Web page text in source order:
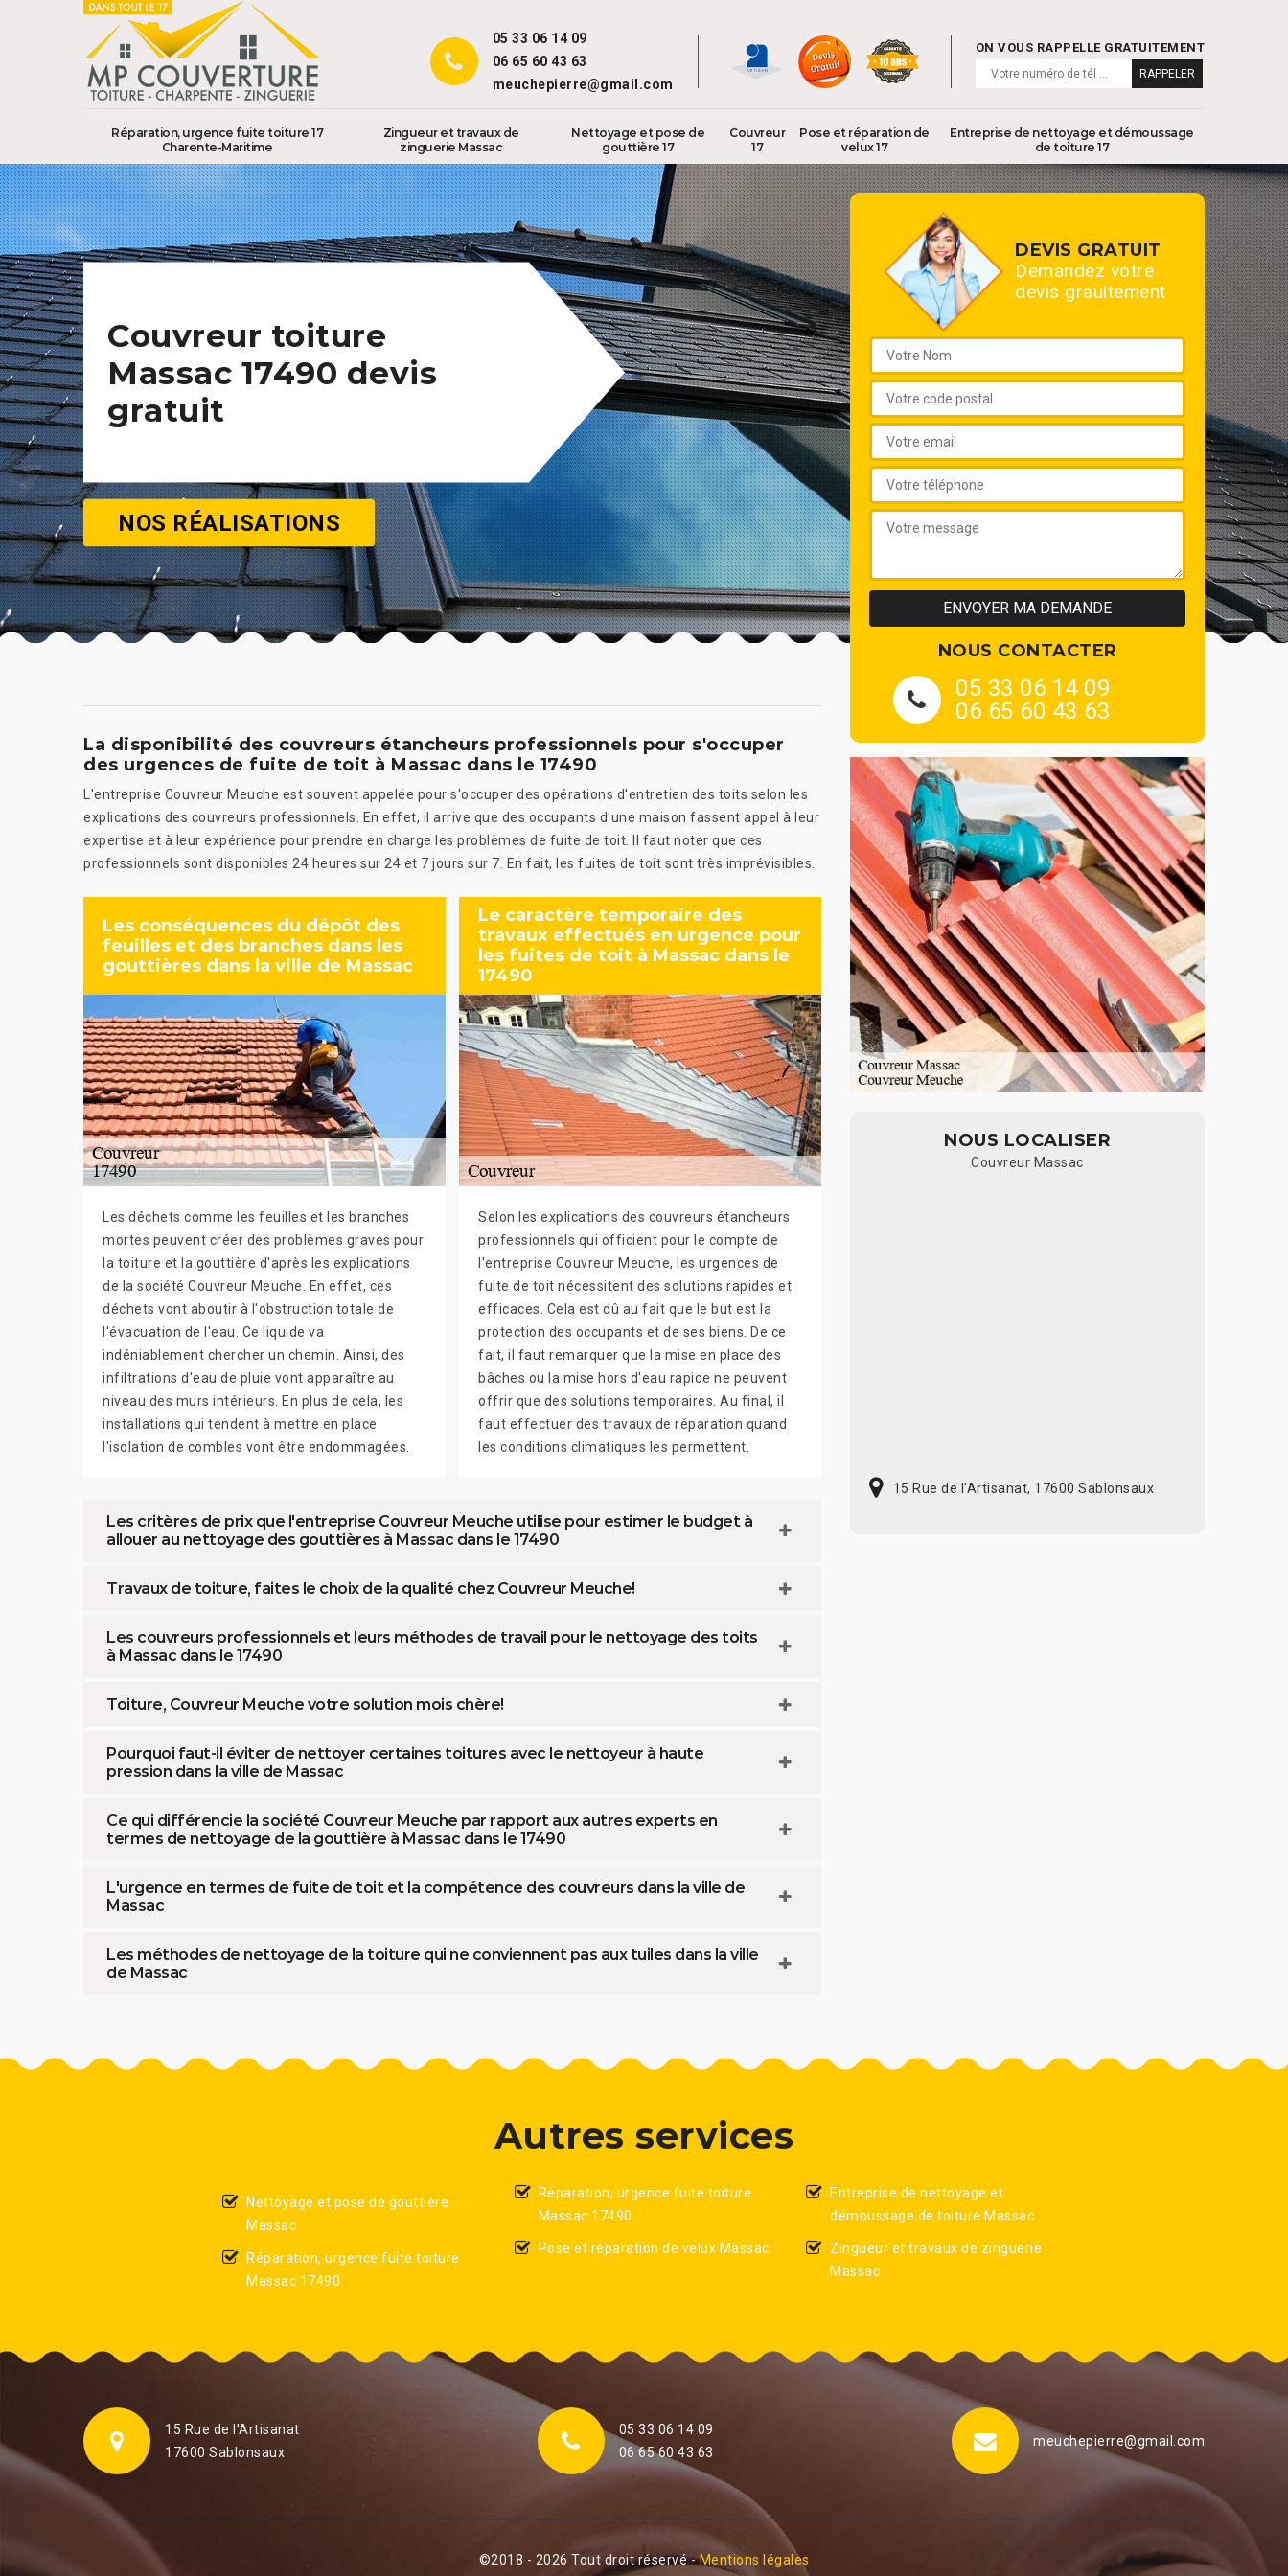
05 33 06 14 09
06 65 60 43 63
meuchepierre@gmail.com
ON VOUS RAPPELLE GRATUITEMENT
Réparation, urgence fuite toiture 17
Charente-Maritime
Zingueur et travaux de
zinguerie Massac
Nettoyage et pose de
gouttière 17
Couvreur
17
Pose et réparation de
velux 17
Entreprise de nettoyage et démoussage
de toiture 17
Couvreur toiture
Massac 17490 devis
gratuit
NOS RÉALISATIONS
La disponibilité des couvreurs étancheurs professionnels pour s'occuper
des urgences de fuite de toit à Massac dans le 17490
L'entreprise Couvreur Meuche est souvent appelée pour s'occuper des opérations d'entretien des toits selon les
explications des couvreurs professionnels. En effet, il arrive que des occupants d'une maison fassent appel à leur
expertise et à leur expérience pour prendre en charge les problèmes de fuite de toit. Il faut noter que ces
professionnels sont disponibles 24 heures sur 24 et 7 jours sur 7. En fait, les fuites de toit sont très imprévisibles.
Les conséquences du dépôt des
feuilles et des branches dans les
gouttières dans la ville de Massac
Les déchets comme les feuilles et les branches
mortes peuvent créer des problèmes graves pour
la toiture et la gouttière d'après les explications
de la société Couvreur Meuche. En effet, ces
déchets vont aboutir à l'obstruction totale de
l'évacuation de l'eau. Ce liquide va
indéniablement chercher un chemin. Ainsi, des
infiltrations d'eau de pluie vont apparaître au
niveau des murs intérieurs. En plus de cela, les
installations qui tendent à mettre en place
l'isolation de combles vont être endommagées.
Le caractère temporaire des
travaux effectués en urgence pour
les fuites de toit à Massac dans le
17490
Selon les explications des couvreurs étancheurs
professionnels qui officient pour le compte de
l'entreprise Couvreur Meuche, les urgences de
fuite de toit nécessitent des solutions rapides et
efficaces. Cela est dû au fait que le but est la
protection des occupants et de ses biens. De ce
fait, il faut remarquer que la mise en place des
bâches ou la mise hors d'eau rapide ne peuvent
offrir que des solutions temporaires. Au final, il
faut effectuer des travaux de réparation quand
les conditions climatiques les permettent.
Les critères de prix que l'entreprise Couvreur Meuche utilise pour estimer le budget à
allouer au nettoyage des gouttières à Massac dans le 17490
Travaux de toiture, faites le choix de la qualité chez Couvreur Meuche!
Les couvreurs professionnels et leurs méthodes de travail pour le nettoyage des toits
à Massac dans le 17490
Toiture, Couvreur Meuche votre solution mois chère!
Pourquoi faut-il éviter de nettoyer certaines toitures avec le nettoyeur à haute
pression dans la ville de Massac
Ce qui différencie la société Couvreur Meuche par rapport aux autres experts en
termes de nettoyage de la gouttière à Massac dans le 17490
L'urgence en termes de fuite de toit et la compétence des couvreurs dans la ville de
Massac
Les méthodes de nettoyage de la toiture qui ne conviennent pas aux tuiles dans la ville
de Massac
DEVIS GRATUIT
Demandez votre
devis grauitement
NOUS CONTACTER
05 33 06 14 09
06 65 60 43 63
NOUS LOCALISER
Couvreur Massac
15 Rue de l'Artisanat, 17600 Sablonsaux
Autres services
Nettoyage et pose de gouttière
Massac
Réparation, urgence fuite toiture
Massac 17490
Réparation, urgence fuite toiture
Massac 17490
Pose et réparation de velux Massac
Entreprise de nettoyage et
démoussage de toiture Massac
Zingueur et travaux de zinguerie
Massac
15 Rue de l'Artisanat
17600 Sablonsaux
05 33 06 14 09
06 65 60 43 63
meuchepierre@gmail.com
©2018 - 2026 Tout droit réservé -Mentions légales